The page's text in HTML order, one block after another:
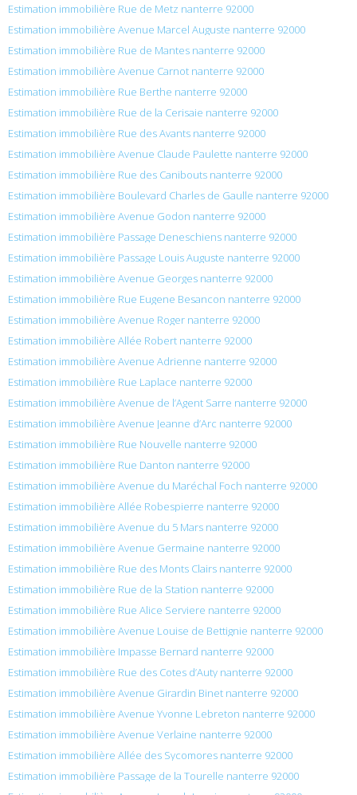
Estimation immobilière Rue de Metz nanterre 92000
Estimation immobilière Avenue Marcel Auguste nanterre 92000
Estimation immobilière Rue de Mantes nanterre 92000
Estimation immobilière Avenue Carnot nanterre 92000
Estimation immobilière Rue Berthe nanterre 92000
Estimation immobilière Rue de la Cerisaie nanterre 92000
Estimation immobilière Rue des Avants nanterre 92000
Estimation immobilière Avenue Claude Paulette nanterre 92000
Estimation immobilière Rue des Canibouts nanterre 92000
Estimation immobilière Boulevard Charles de Gaulle nanterre 92000
Estimation immobilière Avenue Godon nanterre 92000
Estimation immobilière Passage Deneschiens nanterre 92000
Estimation immobilière Passage Louis Auguste nanterre 92000
Estimation immobilière Avenue Georges nanterre 92000
Estimation immobilière Rue Eugene Besancon nanterre 92000
Estimation immobilière Avenue Roger nanterre 92000
Estimation immobilière Allée Robert nanterre 92000
Estimation immobilière Avenue Adrienne nanterre 92000
Estimation immobilière Rue Laplace nanterre 92000
Estimation immobilière Avenue de l’Agent Sarre nanterre 92000
Estimation immobilière Avenue Jeanne d’Arc nanterre 92000
Estimation immobilière Rue Nouvelle nanterre 92000
Estimation immobilière Rue Danton nanterre 92000
Estimation immobilière Avenue du Maréchal Foch nanterre 92000
Estimation immobilière Allée Robespierre nanterre 92000
Estimation immobilière Avenue du 5 Mars nanterre 92000
Estimation immobilière Avenue Germaine nanterre 92000
Estimation immobilière Rue des Monts Clairs nanterre 92000
Estimation immobilière Rue de la Station nanterre 92000
Estimation immobilière Rue Alice Serviere nanterre 92000
Estimation immobilière Avenue Louise de Bettignie nanterre 92000
Estimation immobilière Impasse Bernard nanterre 92000
Estimation immobilière Rue des Cotes d’Auty nanterre 92000
Estimation immobilière Avenue Girardin Binet nanterre 92000
Estimation immobilière Avenue Yvonne Lebreton nanterre 92000
Estimation immobilière Avenue Verlaine nanterre 92000
Estimation immobilière Allée des Sycomores nanterre 92000
Estimation immobilière Passage de la Tourelle nanterre 92000